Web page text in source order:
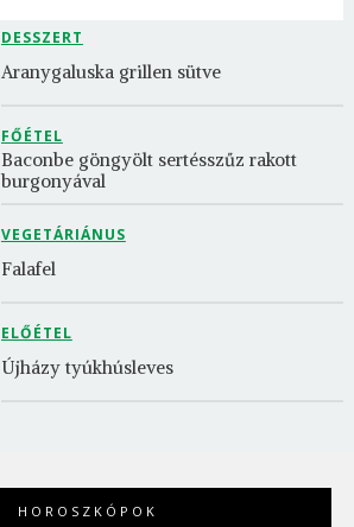
DESSZERT
Aranygaluska grillen sütve
FŐÉTEL
Baconbe göngyölt sertésszűz rakott
burgonyával
VEGETÁRIÁNUS
Falafel
ELŐÉTEL
Újházy tyúkhúsleves
HOROSZKÓPOK